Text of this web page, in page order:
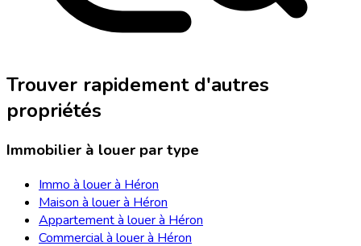
Trouver rapidement d'autres
propriétés
Immobilier à louer par type
Immo à louer à Héron
Maison à louer à Héron
Appartement à louer à Héron
Commercial à louer à Héron